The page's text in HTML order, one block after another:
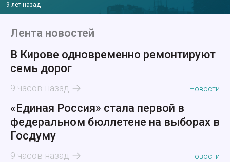
9 лет назад
Лента новостей
В Кирове одновременно ремонтируют
семь дорог
9 часов назад Новости
«Единая Россия» стала первой в
федеральном бюллетене на выборах в
Госдуму
9 часов назад Новости